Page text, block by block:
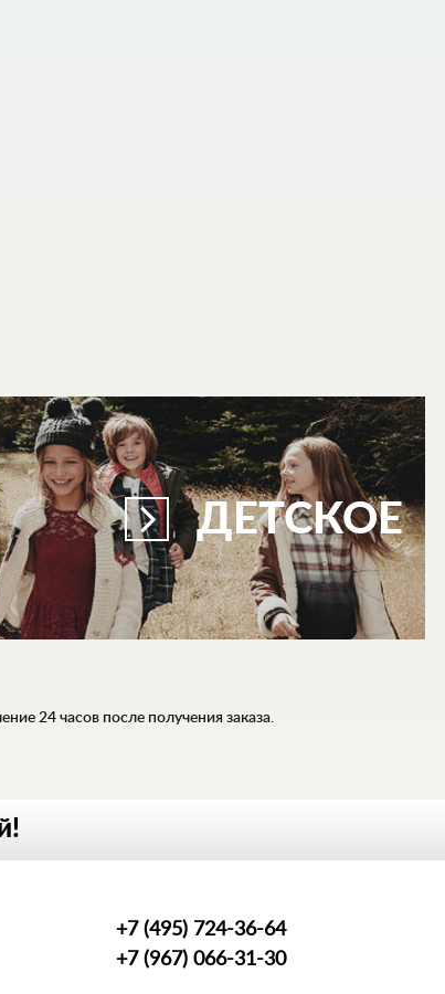
ДЕТСКОЕ
24 часов после получения заказа.
+7 (495) 724-36-64
+7 (967) 066-31-30